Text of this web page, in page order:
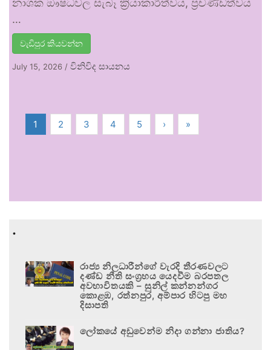
නාශක ඖෂධවල සැබෑ ක්‍රියාකාරීත්වය, ප්‍රචණ්ඩත්වය
…
වැඩිපුර කියවන්න
July 15, 2026 / විනිවිද සායනය
1 2 3 4 5 › »
.
රාජ්‍ය නිලධාරීන්ගේ වැරදි තීරණවලට
දණ්ඩ නීති සංග්‍රහය යෙදවීම බරපතල
අවභාවිතයකි – සුනිල් කන්නන්ගර
කොළඹ, රත්නපුර, අම්පාර හිටපු මහ
දිසාපති
ලෝකයේ අඩුවෙන්ම නිදා ගන්නා ජාතිය?